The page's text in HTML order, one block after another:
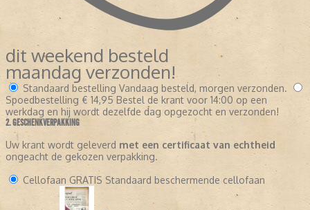
dit weekend besteld
maandag verzonden!
Standaard bestelling Vandaag besteld, morgen verzonden.
Spoedbestelling € 14,95 Bestel de krant voor 14:00 op een
werkdag en hij wordt dezelfde dag opgezocht en verzonden!
2. GESCHENKVERPAKKING
Uw krant wordt geleverd met een certificaat van echtheid
ongeacht de gekozen verpakking.
Cellofaan GRATIS Standaard beschermende cellofaan